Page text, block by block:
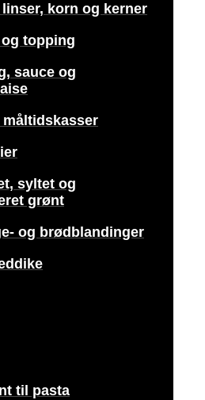
linser, korn og kerner
topping
sauce og
måltidskasser
syltet og
grønt
og brødblandinger
til pasta